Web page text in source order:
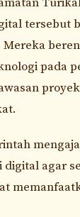
tersebut
pada
agar